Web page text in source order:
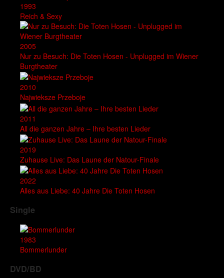
1993
Reich & Sexy
2005
Nur zu Besuch: Die Toten Hosen - Unplugged im Wiener
Burgtheater
2010
Najwieksze Przeboje
2011
All die ganzen Jahre – Ihre besten Lieder
2019
Zuhause Live: Das Laune der Natour-Finale
2022
Alles aus Liebe: 40 Jahre Die Toten Hosen
Single
1983
Bommerlunder
DVD/BD